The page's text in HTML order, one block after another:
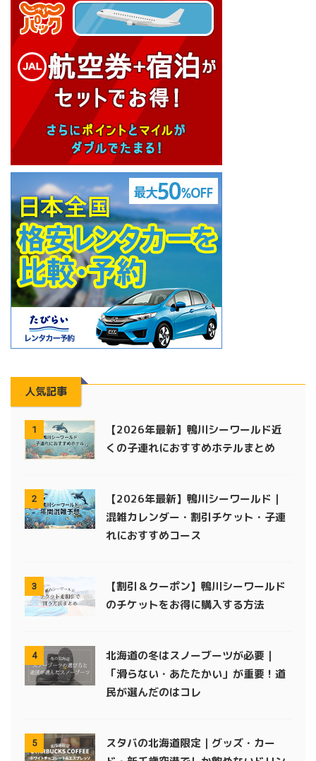
人気記事
1
【2026年最新】鴨川シーワールド近
くの子連れにおすすめホテルまとめ
2
【2026年最新】鴨川シーワールド｜
混雑カレンダー・割引チケット・子連
れにおすすめコース
3
【割引＆クーポン】鴨川シーワールド
のチケットをお得に購入する方法
4
北海道の冬はスノーブーツが必要｜
「滑らない・あたたかい」が重要！道
民が選んだのはコレ
5
スタバの北海道限定｜グッズ・カー